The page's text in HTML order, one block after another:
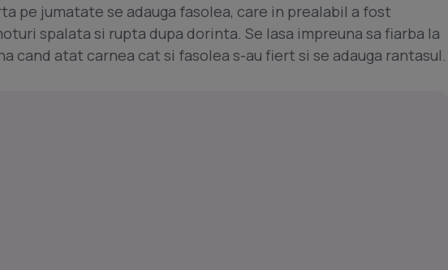
pe jumatate se adauga fasolea, care in prealabil a fost
spalata si rupta dupa dorinta. Se lasa impreuna sa fiarba la
cand atat carnea cat si fasolea s-au fiert si se adauga rantasul.